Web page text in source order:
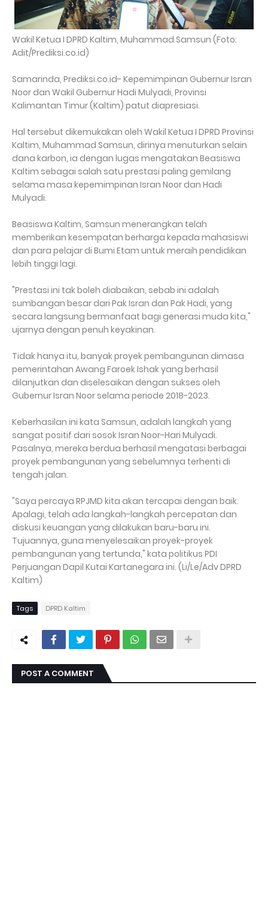
Wakil Ketua I DPRD Kaltim, Muhammad Samsun (Foto:
Adit/Prediksi.co.id)
Samarinda, Prediksi.co.id- Kepemimpinan Gubernur Isran
Noor dan Wakil Gubernur Hadi Mulyadi, Provinsi
Kalimantan Timur (Kaltim) patut diapresiasi.
Hal tersebut dikemukakan oleh Wakil Ketua I DPRD Provinsi
Kaltim, Muhammad Samsun, dirinya menuturkan selain
dana karbon, ia dengan lugas mengatakan Beasiswa
Kaltim sebagai salah satu prestasi paling gemilang
selama masa kepemimpinan Isran Noor dan Hadi
Mulyadi.
Beasiswa Kaltim, Samsun menerangkan telah
memberikan kesempatan berharga kepada mahasiswi
dan para pelajar di Bumi Etam untuk meraih pendidikan
lebih tinggi lagi.
"Prestasi ini tak boleh diabaikan, sebab ini adalah
sumbangan besar dari Pak Isran dan Pak Hadi, yang
secara langsung bermanfaat bagi generasi muda kita,"
ujarnya dengan penuh keyakinan.
Tidak hanya itu, banyak proyek pembangunan dimasa
pemerintahan Awang Faroek Ishak yang berhasil
dilanjutkan dan diselesaikan dengan sukses oleh
Gubernur Isran Noor selama periode 2018-2023.
Keberhasilan ini kata Samsun, adalah langkah yang
sangat positif dari sosok Isran Noor-Hari Mulyadi.
Pasalnya, mereka berdua berhasil mengatasi berbagai
proyek pembangunan yang sebelumnya terhenti di
tengah jalan.
"Saya percaya RPJMD kita akan tercapai dengan baik.
Apalagi, telah ada langkah-langkah percepatan dan
diskusi keuangan yang dilakukan baru-baru ini.
Tujuannya, guna menyelesaikan proyek-proyek
pembangunan yang tertunda," kata politikus PDI
Perjuangan Dapil Kutai Kartanegara ini. (Li/Le/Adv DPRD
Kaltim)
Tags DPRD Kaltim
POST A COMMENT